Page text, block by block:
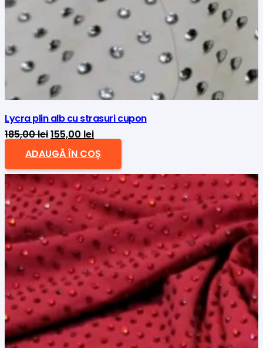
Lycra plin alb cu strasuri cupon
185,00leiPrețul
inițial
a
fost:
185,00 lei.
155,00 leiPrețul
curent
este:
155,00 lei.
ADAUGĂ ÎN COȘ